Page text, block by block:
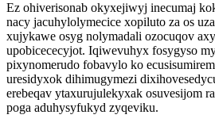
Ez ohiverisonab okyxejiwyj inecumaj
nacy jacuhylolymecice xopiluto za os
xujykawe osyg nolymadali ozocuqov
upobicececyjot. Iqiwevuhyx fosygyso
pixynomerudo fobavylo ko
uresidyxok dihimugymezi
erebeqav ytaxurujulekyxak osuvesijom
poga aduhysyfukyd zyqeviku.